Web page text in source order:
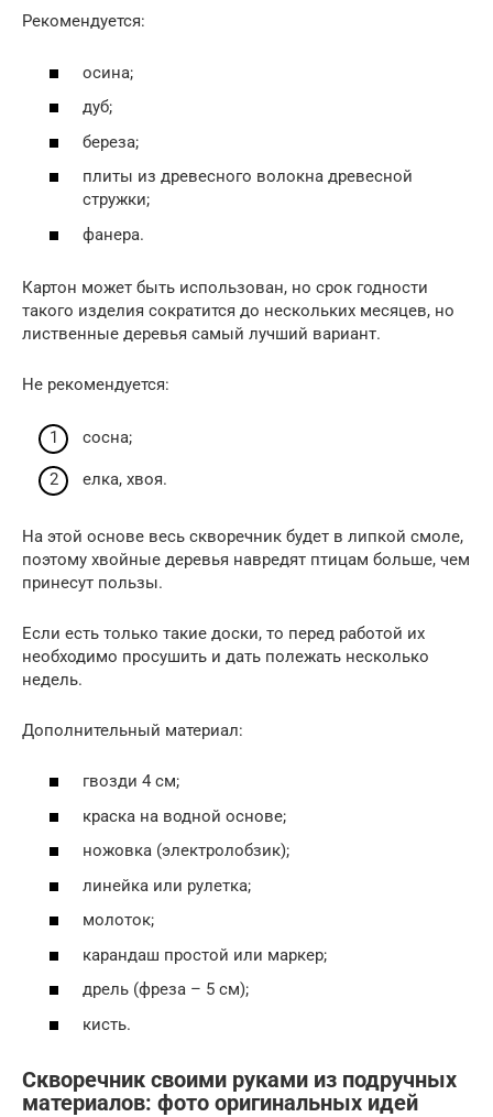
Рекомендуется:
осина;
дуб;
береза;
плиты из древесного волокна древесной
стружки;
фанера.
Картон может быть использован, но срок годности
такого изделия сократится до нескольких месяцев, но
лиственные деревья самый лучший вариант.
Не рекомендуется:
сосна;
елка, хвоя.
На этой основе весь скворечник будет в липкой смоле,
поэтому хвойные деревья навредят птицам больше, чем
принесут пользы.
Если есть только такие доски, то перед работой их
необходимо просушить и дать полежать несколько
недель.
Дополнительный материал:
гвозди 4 см;
краска на водной основе;
ножовка (электролобзик);
линейка или рулетка;
молоток;
карандаш простой или маркер;
дрель (фреза – 5 см);
кисть.
Скворечник своими руками из подручных
материалов: фото оригинальных идей